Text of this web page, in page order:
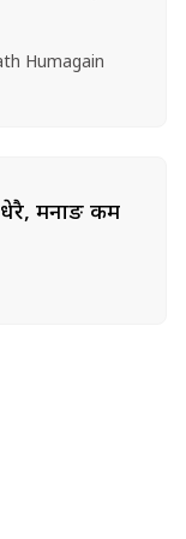
Humagain
धेरै, मनाङ कम